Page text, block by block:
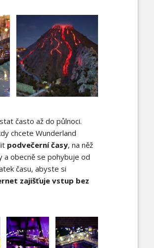
často až do půlnoci.
chcete Wunderland
podvečerní časy, na něž
a obecně se pohybuje od
času, abyste si
zajišťuje vstup bez